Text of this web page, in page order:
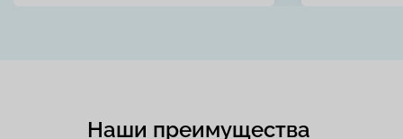
Наши преимущества